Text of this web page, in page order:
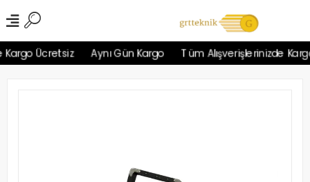
Ücretsiz Aynı Gün Kargo Tüm Alışverişlerinizde